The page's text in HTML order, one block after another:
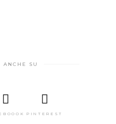
ANCHE SU
PINTEREST